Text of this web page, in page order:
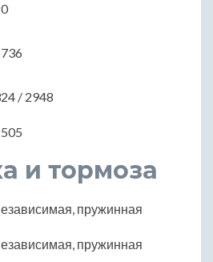
/ 2948
и тормоза
пружинная
пружинная